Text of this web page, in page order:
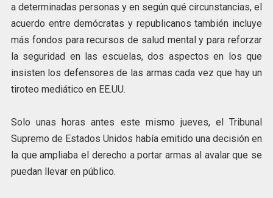
a determinadas personas y en según qué circunstancias, el
acuerdo entre demócratas y republicanos también incluye
más fondos para recursos de salud mental y para reforzar
la seguridad en las escuelas, dos aspectos en los que
insisten los defensores de las armas cada vez que hay un
tiroteo mediático en EE.UU.
Solo unas horas antes este mismo jueves, el Tribunal
Supremo de Estados Unidos había emitido una decisión en
la que ampliaba el derecho a portar armas al avalar que se
puedan llevar en público.